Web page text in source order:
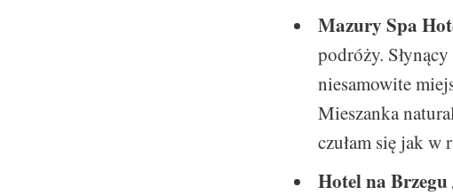
Mazury Spa
podróży.
niesamowite
Mieszanka
czułam się jak w
Hotel na Brzegu